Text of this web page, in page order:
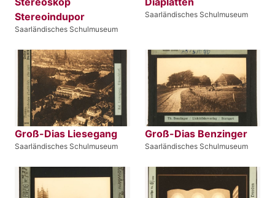
Stereoindupor
Saarländisches Schulmuseum
Saarländisches Schulmuseum
Groß-Dias Liesegang
Saarländisches Schulmuseum
Groß-Dias Benzinger
Saarländisches Schulmuseum